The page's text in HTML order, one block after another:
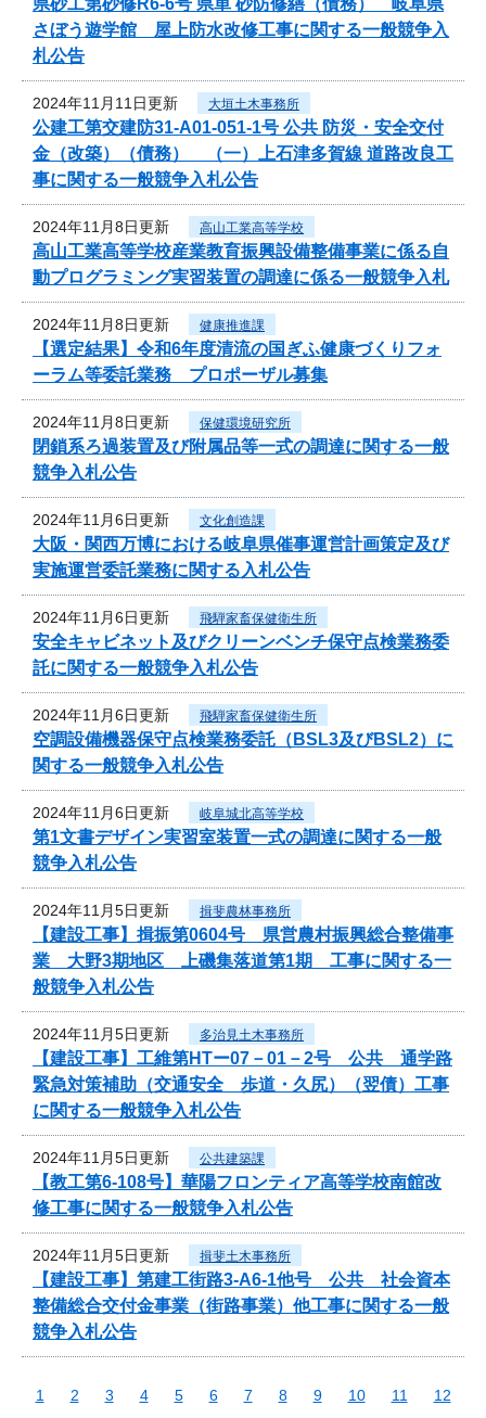
さぼう遊学館 屋上防水改修工事に関する一般競争入
札公告
2024年11月11日更新 大垣土木事務所
公建工第交建防31-A01-051-1号 公共 防災・安全交付
金（改築）（債務） （一）上石津多賀線 道路改良工
事に関する一般競争入札公告
2024年11月8日更新 高山工業高等学校
高山工業高等学校産業教育振興設備整備事業に係る自
動プログラミング実習装置の調達に係る一般競争入札
2024年11月8日更新 健康推進課
【選定結果】令和6年度清流の国ぎふ健康づくりフォ
ーラム等委託業務 プロポーザル募集
2024年11月8日更新 保健環境研究所
閉鎖系ろ過装置及び附属品等一式の調達に関する一般
競争入札公告
2024年11月6日更新 文化創造課
大阪・関西万博における岐阜県催事運営計画策定及び
実施運営委託業務に関する入札公告
2024年11月6日更新 飛騨家畜保健衛生所
安全キャビネット及びクリーンベンチ保守点検業務委
託に関する一般競争入札公告
2024年11月6日更新 飛騨家畜保健衛生所
空調設備機器保守点検業務委託（BSL3及びBSL2）に
関する一般競争入札公告
2024年11月6日更新 岐阜城北高等学校
第1文書デザイン実習室装置一式の調達に関する一般
競争入札公告
2024年11月5日更新 揖斐農林事務所
【建設工事】揖振第0604号 県営農村振興総合整備事
業 大野3期地区 上磯集落道第1期 工事に関する一
般競争入札公告
2024年11月5日更新 多治見土木事務所
【建設工事】工維第HTー07－01－2号 公共 通学路
緊急対策補助（交通安全 歩道・久尻）（翌債）工事
に関する一般競争入札公告
2024年11月5日更新 公共建築課
【教工第6-108号】華陽フロンティア高等学校南館改
修工事に関する一般競争入札公告
2024年11月5日更新 揖斐土木事務所
【建設工事】第建工街路3-A6-1他号 公共 社会資本
整備総合交付金事業（街路事業）他工事に関する一般
競争入札公告
1 2 3 4 5 6 7 8 9 10 11
12